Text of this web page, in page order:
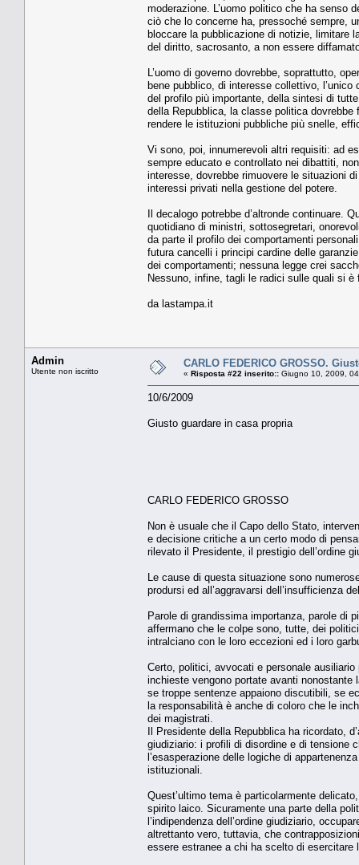
moderazione. L’uomo politico che ha senso
ciò che lo concerne ha, pressoché sempre,
bloccare la pubblicazione di notizie, limitare
del diritto, sacrosanto, a non essere
L’uomo di governo dovrebbe, soprattutto,
bene pubblico, di interesse collettivo,
del profilo più importante, della sintesi di
della Repubblica, la classe politica
rendere le istituzioni pubbliche più snelle,
Vi sono, poi, innumerevoli altri requisiti: ad
sempre educato e controllato nei dibattiti,
interesse, dovrebbe rimuovere le situazioni
interessi privati nella gestione del potere.
Il decalogo potrebbe d’altronde continuare.
quotidiano di ministri, sottosegretari,
da parte il profilo dei comportamenti
futura cancelli i principi cardine delle
dei comportamenti; nessuna legge crei
Nessuno, infine, tagli le radici sulle quali si
da lastampa.it
Admin
Utente non iscritto
CARLO FEDERICO GROSSO.
« Risposta #22 inserito:: Giugno 10, 2009,
10/6/2009
Giusto guardare in casa propria
CARLO FEDERICO GROSSO
Non è usuale che il Capo dello Stato,
e decisione critiche a un certo modo di
rilevato il Presidente, il prestigio dell’ordine
Le cause di questa situazione sono
prodursi ed all’aggravarsi dell’insufficienza
Parole di grandissima importanza, parole di
affermano che le colpe sono, tutte, dei
intralciano con le loro eccezioni ed i loro
Certo, politici, avvocati e personale
inchieste vengono portate avanti
se troppe sentenze appaiono discutibili, se
la responsabilità è anche di coloro che le
dei magistrati.
Il Presidente della Repubblica ha ricordato,
giudiziario: i profili di disordine e di tensione
l’esasperazione delle logiche di
istituzionali.
Quest’ultimo tema è particolarmente
spirito laico. Sicuramente una parte della
l’indipendenza dell’ordine giudiziario,
altrettanto vero, tuttavia, che
essere estranee a chi ha scelto di